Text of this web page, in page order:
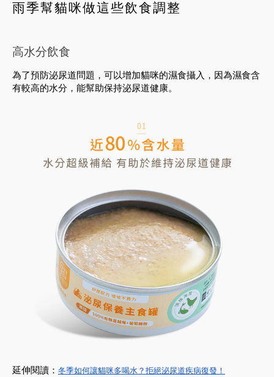
雨季幫貓咪做這些飲食調整
高水分飲食
為了預防泌尿道問題，可以增加貓咪的濕食攝入，因為濕食含
有較高的水分，能幫助保持泌尿道健康。
延伸閱讀： 冬季如何讓貓咪多喝水？拒絕泌尿道疾病復發！